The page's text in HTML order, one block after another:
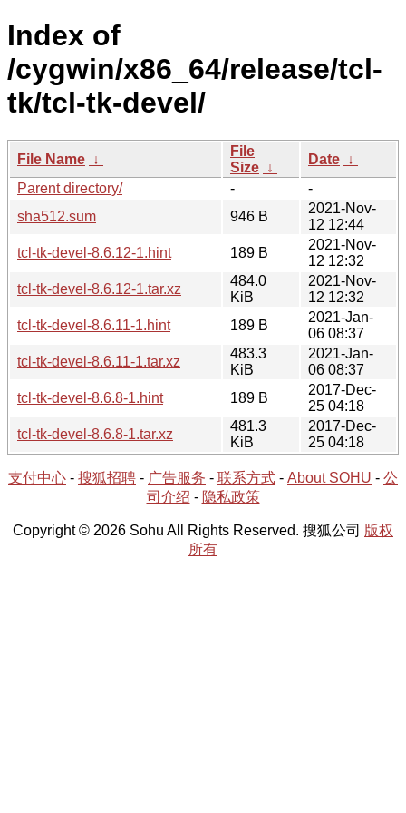
Index of
/cygwin/x86_64/release/tcl-
tk/tcl-tk-devel/
File Name ↓
File
Size ↓
Date ↓
Parent directory/
-
-
sha512.sum
946 B
2021-Nov-
12 12:44
tcl-tk-devel-8.6.12-1.hint
189 B
2021-Nov-
12 12:32
tcl-tk-devel-8.6.12-1.tar.xz
484.0
KiB
2021-Nov-
12 12:32
tcl-tk-devel-8.6.11-1.hint
189 B
2021-Jan-
06 08:37
tcl-tk-devel-8.6.11-1.tar.xz
483.3
KiB
2021-Jan-
06 08:37
tcl-tk-devel-8.6.8-1.hint
189 B
2017-Dec-
25 04:18
tcl-tk-devel-8.6.8-1.tar.xz
481.3
KiB
2017-Dec-
25 04:18
支付中心 - 搜狐招聘 - 广告服务 - 联系方式 - About SOHU - 公
司介绍 - 隐私政策
Copyright © 2026 Sohu All Rights Reserved. 搜狐公司 版权
所有